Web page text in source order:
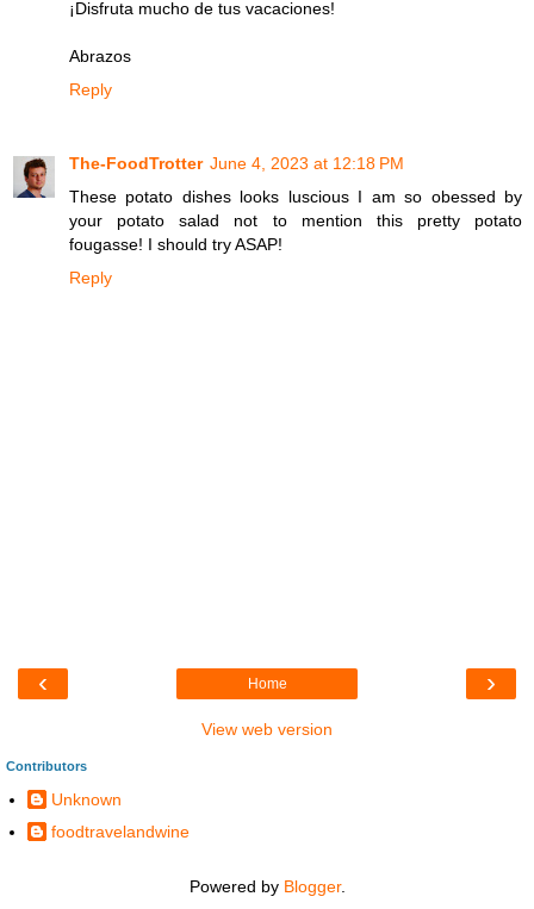
¡Disfruta mucho de tus vacaciones!
Abrazos
Reply
The-FoodTrotter June 4, 2023 at 12:18 PM
These potato dishes looks luscious I am so obessed by
your potato salad not to mention this pretty potato
fougasse! I should try ASAP!
Reply
‹ ›
Home
View web version
Contributors
Unknown
foodtravelandwine
Powered by Blogger.